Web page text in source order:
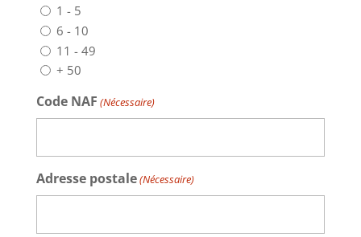
1 - 5
6 - 10
11 - 49
+ 50
Code NAF (Nécessaire)
Adresse postale(Nécessaire)